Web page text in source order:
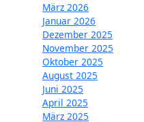
März 2026
Januar 2026
Dezember 2025
November 2025
Oktober 2025
August 2025
Juni 2025
April 2025
März 2025